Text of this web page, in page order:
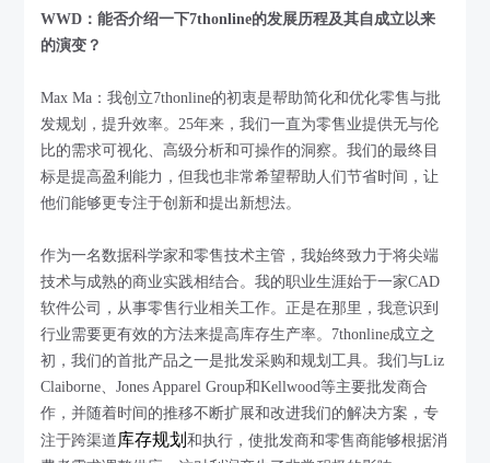
WWD：能否介绍一下7thonline的发展历程及其自成立以来
的演变？
Max Ma：我创立7thonline的初衷是帮助简化和优化零售与批
发规划，提升效率。25年来，我们一直为零售业提供无与伦
比的需求可视化、高级分析和可操作的洞察。我们的最终目
标是提高盈利能力，但我也非常希望帮助人们节省时间，让
他们能够更专注于创新和提出新想法。
作为一名数据科学家和零售技术主管，我始终致力于将尖端
技术与成熟的商业实践相结合。我的职业生涯始于一家CAD
软件公司，从事零售行业相关工作。正是在那里，我意识到
行业需要更有效的方法来提高库存生产率。7thonline成立之
初，我们的首批产品之一是批发采购和规划工具。我们与Liz
Claiborne、Jones Apparel Group和Kellwood等主要批发商合
作，并随着时间的推移不断扩展和改进我们的解决方案，专
注于跨渠道 库存规划和执行，使批发商和零售商能够根据消